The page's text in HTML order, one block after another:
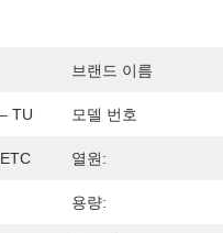
브랜드 이름
TU 모델 번호
열원:
용량: